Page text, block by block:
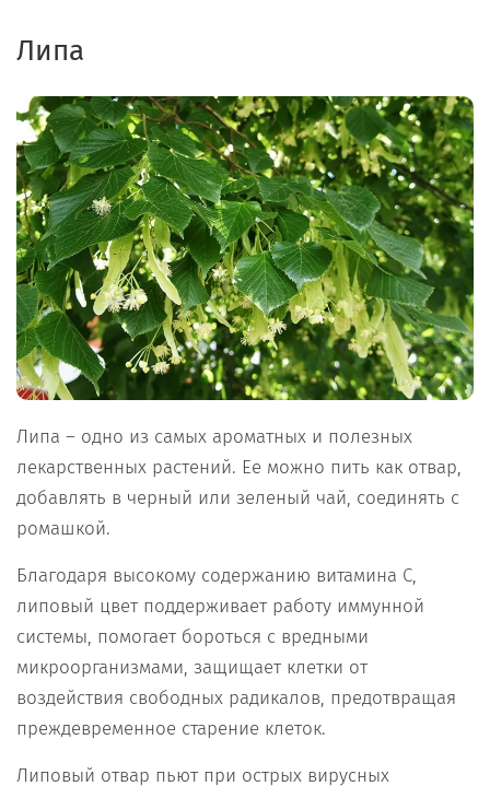
Липа
Липа – одно из самых ароматных и полезных
лекарственных растений. Ее можно пить как отвар,
добавлять в черный или зеленый чай, соединять с
ромашкой.
Благодаря высокому содержанию витамина С,
липовый цвет поддерживает работу иммунной
системы, помогает бороться с вредными
микроорганизмами, защищает клетки от
воздействия свободных радикалов, предотвращая
преждевременное старение клеток.
Липовый отвар пьют при острых вирусных